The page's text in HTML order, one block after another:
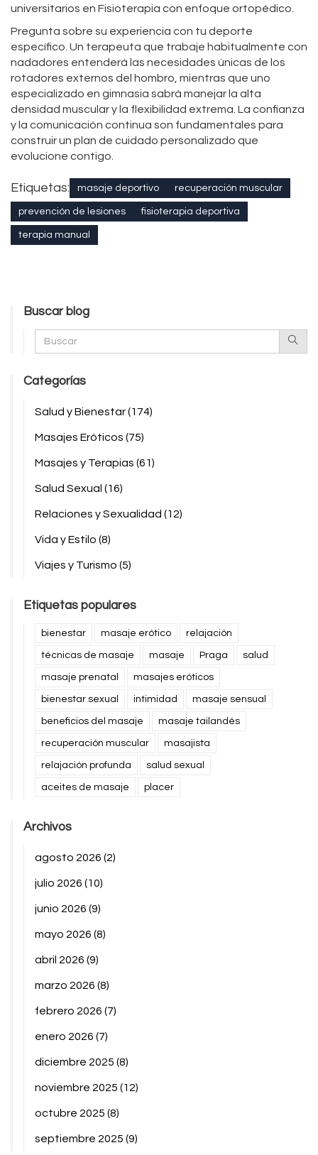
universitarios en Fisioterapia con enfoque ortopédico.
Pregunta sobre su experiencia con tu deporte
específico. Un terapeuta que trabaje habitualmente con
nadadores entenderá las necesidades únicas de los
rotadores externos del hombro, mientras que uno
especializado en gimnasia sabrá manejar la alta
densidad muscular y la flexibilidad extrema. La confianza
y la comunicación continua son fundamentales para
construir un plan de cuidado personalizado que
evolucione contigo.
Etiquetas: masaje deportivo recuperación muscular
prevención de lesiones fisioterapia deportiva
terapia manual
Buscar blog
Categorías
Salud y Bienestar(174)
Masajes Eróticos (75)
Masajes y Terapias (61)
Salud Sexual (16)
Relaciones y Sexualidad (12)
Vida y Estilo (8)
Viajes y Turismo (5)
Etiquetas populares
bienestar masaje erótico relajación
técnicas de masaje masaje Praga salud
masaje prenatal masajes eróticos
bienestar sexual intimidad masaje sensual
beneficios del masaje masaje tailandés
recuperación muscular masajista
relajación profunda salud sexual
aceites de masaje placer
Archivos
agosto 2026 (2)
julio 2026 (10)
junio 2026 (9)
mayo 2026 (8)
abril 2026 (9)
marzo 2026 (8)
febrero 2026 (7)
enero 2026 (7)
diciembre 2025 (8)
noviembre 2025 (12)
octubre 2025 (8)
septiembre 2025 (9)